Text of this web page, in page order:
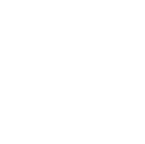
Intensos
Los intensos
de hielo de
Enero de